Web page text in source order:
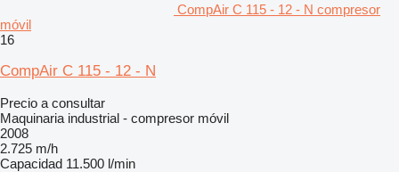
CompAir C 115 - 12 - N compresor
móvil
16
CompAir C 115 - 12 - N
Precio a consultar
Maquinaria industrial - compresor móvil
2008
2.725 m/h
Capacidad 11.500 l/min